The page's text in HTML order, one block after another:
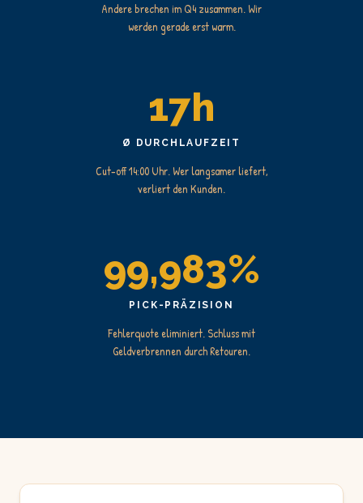
Andere brechen im Q4 zusammen. Wir
werden gerade erst warm.
17h
Ø DURCHLAUFZEIT
Cut-off 14:00 Uhr. Wer langsamer liefert,
verliert den Kunden.
99,983%
PICK-PRÄZISION
Fehlerquote eliminiert. Schluss mit
Geldverbrennen durch Retouren.